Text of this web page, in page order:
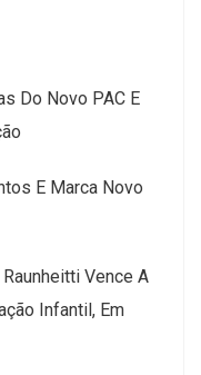
Do Novo PAC E
E Marca Novo
Vence A
Infantil, Em